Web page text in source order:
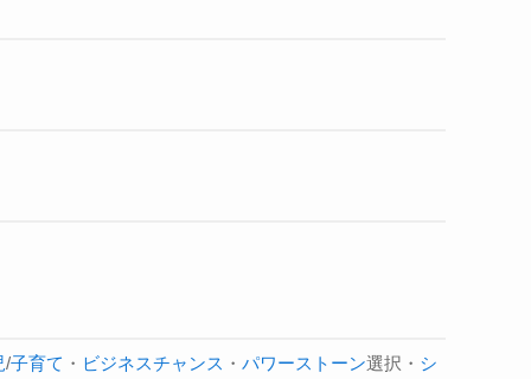
/子育て ・ ビジネスチャンス ・ パワーストーン選択・ シ